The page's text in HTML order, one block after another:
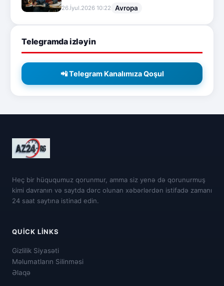
26.İyul.2026 10:22 Avropa
Telegramda izləyin
📲 Telegram Kanalımıza Qoşul
Heç bir hüququmuz qorunmur, amma siz yenə də qorunurmuş
kimi davranın və saytda dərc olunan xəbərlərdən istifadə zamanı
24 saat saytına istinad edin.
QUICK LINKS
Gizlilik Siyasəti
Məlumatların Silinməsi
Əlaqə